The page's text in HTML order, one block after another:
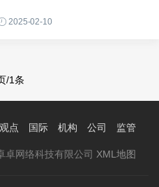
2025-02-10
/1条
观点 国际 机构 公司 监管
网络科技有限公司 XML地图